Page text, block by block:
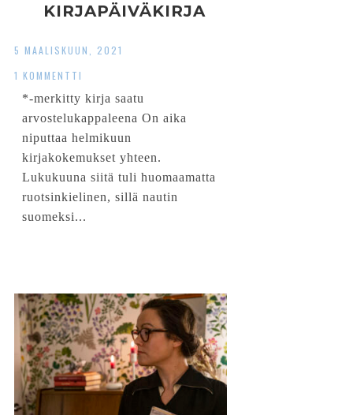
KIRJAPÄIVÄKIRJA
5 MAALISKUUN, 2021
1 KOMMENTTI
*-merkitty kirja saatu
arvostelukappaleena On aika
niputtaa helmikuun
kirjakokemukset yhteen.
Lukukuuna siitä tuli huomaamatta
ruotsinkielinen, sillä nautin
suomeksi...